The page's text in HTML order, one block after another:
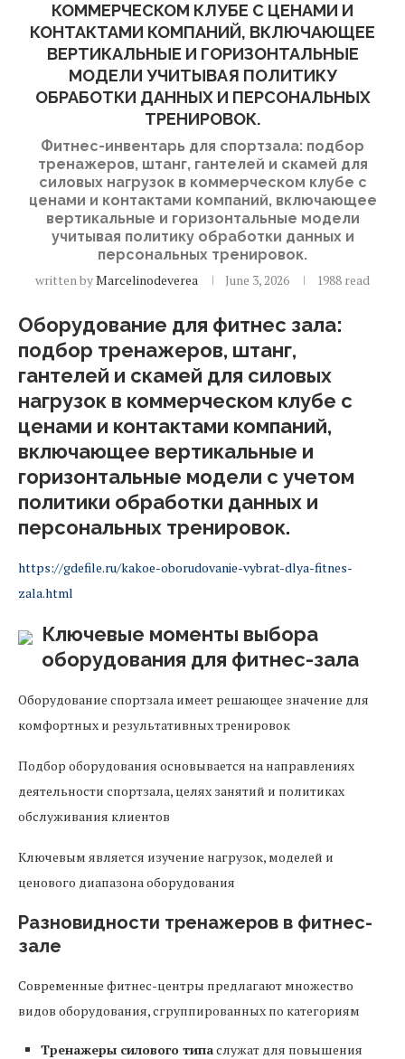
КОММЕРЧЕСКОМ КЛУБЕ С ЦЕНАМИ И
КОНТАКТАМИ КОМПАНИЙ, ВКЛЮЧАЮЩЕЕ
ВЕРТИКАЛЬНЫЕ И ГОРИЗОНТАЛЬНЫЕ
МОДЕЛИ УЧИТЫВАЯ ПОЛИТИКУ
ОБРАБОТКИ ДАННЫХ И ПЕРСОНАЛЬНЫХ
ТРЕНИРОВОК.
Фитнес-инвентарь для спортзала: подбор
тренажеров, штанг, гантелей и скамей для
силовых нагрузок в коммерческом клубе с
ценами и контактами компаний, включающее
вертикальные и горизонтальные модели
учитывая политику обработки данных и
персональных тренировок.
written byMarcelinodeverea June 3, 2026 1988 read
Оборудование для фитнес зала:
подбор тренажеров, штанг,
гантелей и скамей для силовых
нагрузок в коммерческом клубе с
ценами и контактами компаний,
включающее вертикальные и
горизонтальные модели с учетом
политики обработки данных и
персональных тренировок.
https://gdefile.ru/kakoe-oborudovanie-vybrat-dlya-fitnes-
zala.html
Ключевые моменты выбора
оборудования для фитнес-зала
Оборудование спортзала имеет решающее значение для
комфортных и результативных тренировок
Подбор оборудования основывается на направлениях
деятельности спортзала, целях занятий и политиках
обслуживания клиентов
Ключевым является изучение нагрузок, моделей и
ценового диапазона оборудования
Разновидности тренажеров в фитнес-
зале
Современные фитнес-центры предлагают множество
видов оборудования, сгруппированных по категориям
Тренажеры силового типаслужат для повышения